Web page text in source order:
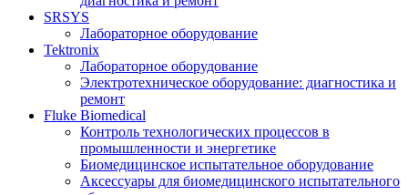
SRSYS
Лабораторное оборудование
Tektronix
Лабораторное оборудование
Электротехническое оборудование: диагностика и
ремонт
Fluke Biomedical
Контроль технологических процессов в
промышленности и энергетике
Биомедицинское испытательное оборудование
Аксессуары для биомедицинского испытательного